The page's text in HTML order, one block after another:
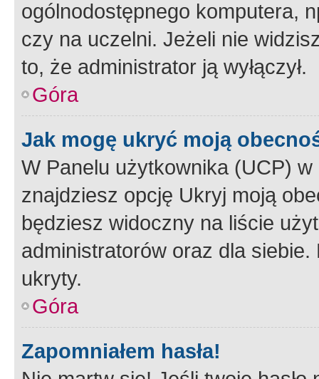
ogólnodostępnego komputera,
czy na uczelni. Jeżeli nie
to, że administrator ją wyłączył.
Góra
Jak mogę ukryć moją
W Panelu użytkownika (UCP) w
znajdziesz opcję Ukryj moją
będziesz widoczny na liście
administratorów oraz dla
ukryty.
Góra
Zapomniałem hasła!